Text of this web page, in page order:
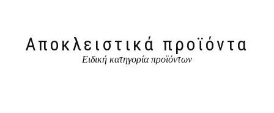
Αποκλειστικά προϊόντα
Ειδική κατηγορία προϊόντων